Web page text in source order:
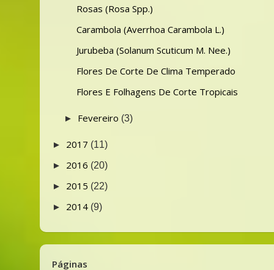
Rosas (Rosa Spp.)
Carambola (Averrhoa Carambola L.)
Jurubeba (Solanum Scuticum M. Nee.)
Flores De Corte De Clima Temperado
Flores E Folhagens De Corte Tropicais
► Fevereiro (3)
► 2017 (11)
► 2016 (20)
► 2015 (22)
► 2014 (9)
Páginas